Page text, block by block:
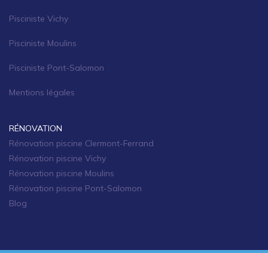
Pisciniste Vichy
Pisciniste Moulins
Pisciniste Pont-Salomon
Mentions légales
RÉNOVATION
Rénovation piscine Clermont-Ferrand
Rénovation piscine Vichy
Rénovation piscine Moulins
Rénovation piscine Pont-Salomon
Blog